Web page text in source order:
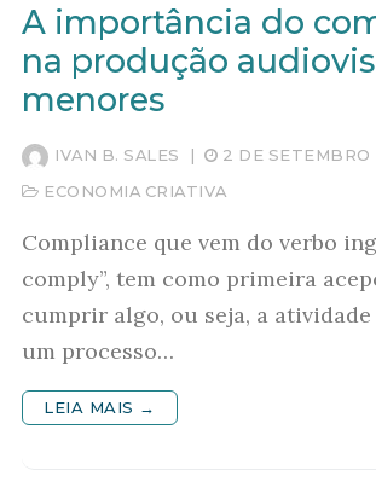
A importância do
na produção
menores
IVAN B. SALES | 2 DE SETEMBRO
ECONOMIA CRIATIVA
Compliance que vem do verbo
comply”, tem como primeira
cumprir algo, ou seja, a atividade
um processo…
LEIA MAIS →